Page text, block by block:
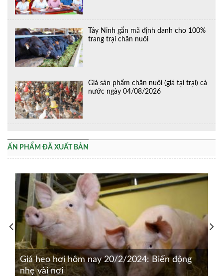
Tây Ninh gắn mã định danh cho 100%
trang trại chăn nuôi
Giá sản phẩm chăn nuôi (giá tại trại) cả
nước ngày 04/08/2026
ẤN PHẨM ĐÃ XUẤT BẢN
Giá heo hơi hôm nay 20/2/2024: Biến động
nhẹ vài nơi